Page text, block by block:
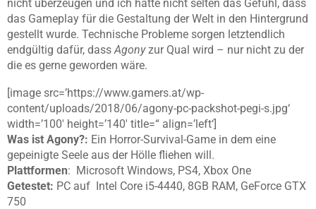
nicht überzeugen und ich hatte nicht selten das Gefühl, dass
das Gameplay für die Gestaltung der Welt in den Hintergrund
gestellt wurde. Technische Probleme sorgen letztendlich
endgültig dafür, dass Agonyzur Qual wird – nur nicht zu der
die es gerne geworden wäre.
[image src=’https://www.gamers.at/wp-
content/uploads/2018/06/agony-pc-packshot-pegi-s.jpg‘
width=’100′ height=’140′ title=“ align=’left‘]
Was ist Agony?: Ein Horror-Survival-Game in dem eine
gepeinigte Seele aus der Hölle fliehen will.
Plattformen: Microsoft Windows, PS4, Xbox One
Getestet: PC auf Intel Core i5-4440, 8GB RAM, GeForce GTX
750